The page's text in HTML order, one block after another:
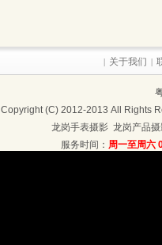
Copyright (C) 2012-2013 All Rights
龙岗手表摄影 龙岗产品
服务时间： 周一至周六
| 关于我们 |